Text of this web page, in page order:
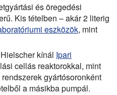
és öregedési
Kis tételben – akár 2 literig
eszközök, mint
kínál Ipari
cellás reaktorokkal, mint
rendszerek gyártósoronként
a másikba pumpál.